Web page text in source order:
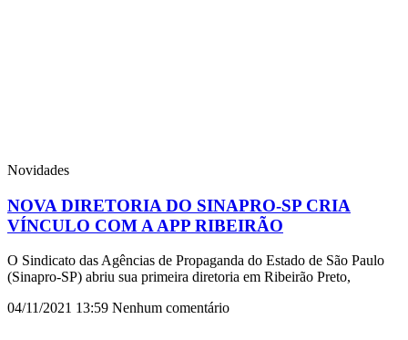
Novidades
NOVA DIRETORIA DO SINAPRO-SP CRIA
VÍNCULO COM A APP RIBEIRÃO
O Sindicato das Agências de Propaganda do Estado de São Paulo
(Sinapro-SP) abriu sua primeira diretoria em Ribeirão Preto,
04/11/2021 13:59 Nenhum comentário